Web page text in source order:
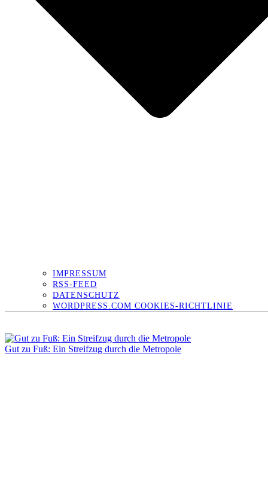
IMPRESSUM
RSS-FEED
DATENSCHUTZ
WORDPRESS.COM COOKIES-RICHTLINIE
Gut zu Fuß: Ein Streifzug durch die Metropole